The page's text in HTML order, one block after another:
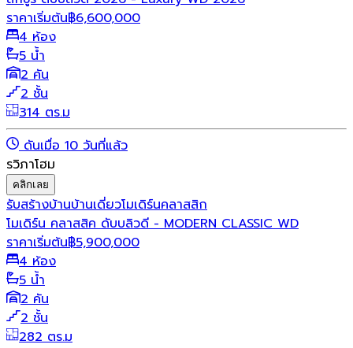
ราคาเริ่มต้น฿6,600,000
4 ห้อง
5 น้ำ
2 คัน
2 ชั้น
314 ตร.ม
ดันเมื่อ 10 วันที่แล้ว
รวิภาโฮม
คลิกเลย
รับสร้างบ้านบ้านเดี่ยวโมเดิร์นคลาสสิก
โมเดิร์น คลาสสิค ดับบลิวดี - MODERN CLASSIC WD
ราคาเริ่มต้น฿5,900,000
4 ห้อง
5 น้ำ
2 คัน
2 ชั้น
282 ตร.ม